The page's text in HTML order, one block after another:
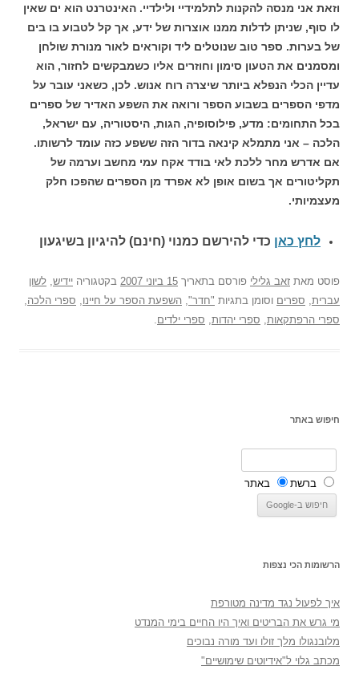
וזאת אני מנסה להקנות לתלמידיי ולילדיי. האינטרנט הוא ים שאין
לו סוף, שניתן לדלות ממנו אוצרות של ידע, אך קל לטבוע בו בים
של בערות. ספר טוב שנוטלים ליד וקוראים לאור מנורת שולחן
ומסמנים את הטעון סימון וחוזרים אליו כשמבקשים לחזור, הוא
עדיין הכלי הנפלא ביותר שיצרה רוח אנוש. לכן, כשאני עובר על
מדפי הספרים בשבוע הספר ורואה את השפע האדיר של ספרים
בכל התחומים: מדע, פילוסופיה, הגות, היסטוריה, עם ישראל,
הלכה – אני מתמלא קינאה בדור הזה ששפע כזה עומד לרשותו.
אם אדרש מחר ללכת לאי בודד אקח עמי מחשב וערמה של
תקליטורים אך בשום אופן לא אפרד מן הספרים שהפכו חלק
מעצמיותי.
לחץ כאן כדי להירשם כמנוי (חינם) להיגיון בשיגעון
פוסט מאת זאב גלילי פורסם בתאריך 15 ביוני 2007 בקטגוריה יידיש לשון
עברית ספרים וסומן בתגיות "חדר" השפעת הספר על חיינו ספרי הלכה
ספרי הרפתקאות ספרי יהדות ספרי ילדים
חיפוש באתר
ברשת באתר
הרשומות הכי נצפות
איך לפעול נגד מדינה מטורפת
מי גרש את הבריטים ואיך היו החיים בימי המנדט
מלובנגולו מלך זולו ועד מורה נבוכים
מכתב גלוי ל"אידיוטים שימושיים"